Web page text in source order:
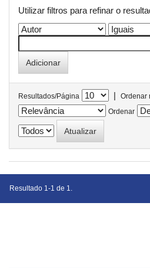
Utilizar filtros para refinar o
Resultados/Página |
Ordenar
Ordenar
Resultado 1-1 de 1.